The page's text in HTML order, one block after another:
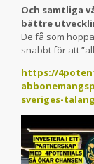
Och samtliga
bättre
De få som
snabbt för att
https://
sveriges-